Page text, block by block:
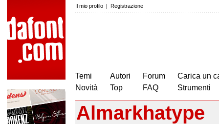
Il mio profilo | Registrazione
Temi
Novità
Autori
Top
Forum
FAQ
Carica un
Strumenti
Almarkhatype